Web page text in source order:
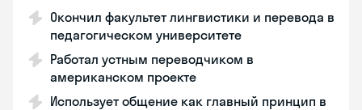
Окончил факультет лингвистики и перевода в
педагогическом университете
Работал устным переводчиком в
американском проекте
Использует общение как главный принцип в